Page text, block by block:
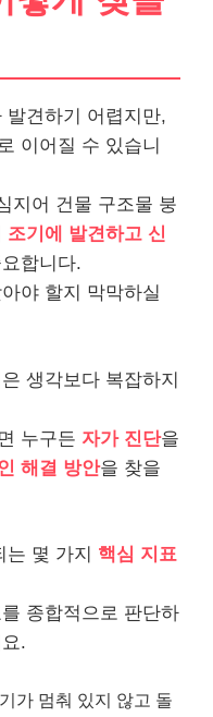
발견하기 어렵지만,
이어질 수 있습니
지어 건물 구조물 붕
조기에 발견하고 신
합니다.
야 할지 막막하실
생각보다 복잡하지
누구든 자가 진단을
해결 방안을 찾을
는 몇 가지 핵심 지표
종합적으로 판단하
.
가 멈춰 있지 않고 돌